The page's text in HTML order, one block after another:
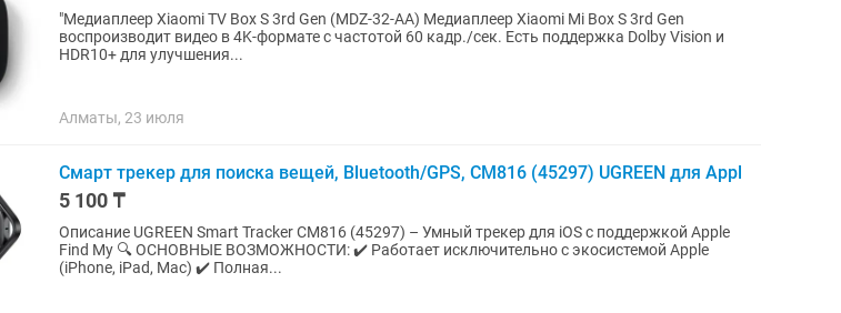
"Медиаплеер Xiaomi TV Box S 3rd Gen (MDZ-32-AA) Медиаплеер Xiaomi Mi Box S 3rd Gen
воспроизводит видео в 4K-формате с частотой 60 кадр./сек. Есть поддержка Dolby Vision и
HDR10+ для улучшения...
Алматы, 23 июля
Смарт трекер для поиска вещей, Bluetooth/GPS, CM816 (45297) UGREEN для Appl
5 100 ₸
Описание UGREEN Smart Tracker CM816 (45297) – Умный трекер для iOS с поддержкой Apple
Find My 🔍 ОСНОВНЫЕ ВОЗМОЖНОСТИ: ✔️ Работает исключительно с экосистемой Apple
(iPhone, iPad, Mac) ✔️ Полная...